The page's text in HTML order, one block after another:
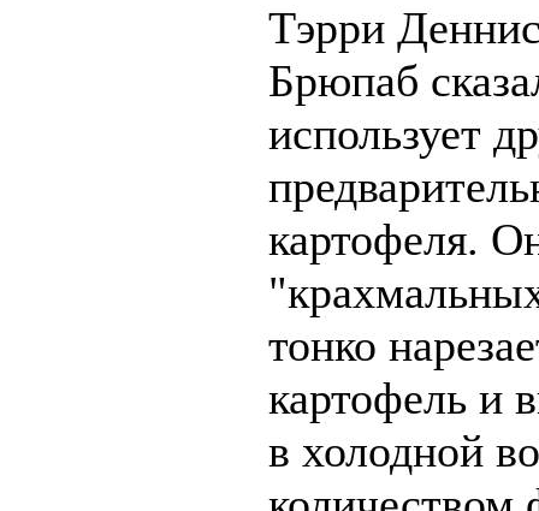
Тэрри
Брюпаб
использует
картофеля.
тонко
картофель и
в холодной